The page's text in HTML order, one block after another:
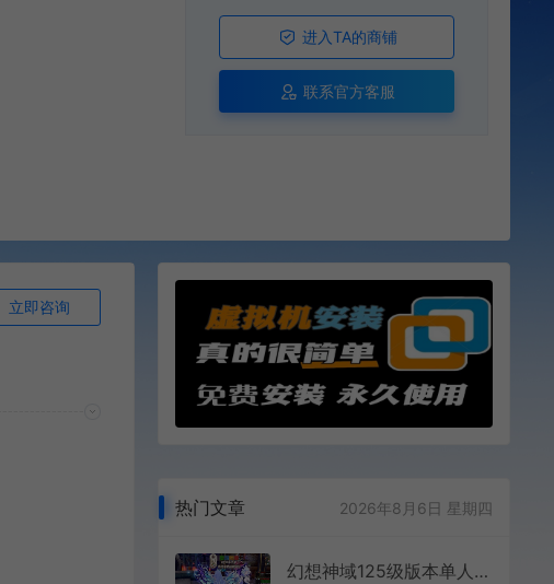
进入TA的商铺
联系官方客服
立即咨询
热门文章 2026年8月6日 星期四
幻想神域125级版本单人单机虚拟机一键端完善任务剧情GM权限后台动漫画风